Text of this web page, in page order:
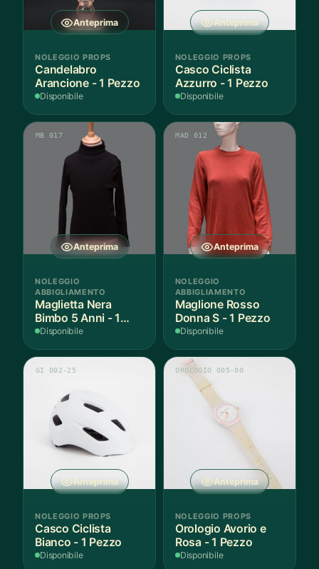
Anteprima
NOLEGGIO PROPS
Candelabro
Arancione - 1 Pezzo
Disponibile
Anteprima
NOLEGGIO PROPS
Casco Ciclista
Azzurro - 1 Pezzo
Disponibile
Anteprima
MB 017
NOLEGGIO
ABBIGLIAMENTO
Maglietta Nera
Bimbo 5 Anni - 1
Pezzo
Disponibile
Anteprima
MAD 012
NOLEGGIO
ABBIGLIAMENTO
Maglione Rosso
Donna S - 1 Pezzo
Disponibile
Anteprima
GI 002-25
NOLEGGIO PROPS
Casco Ciclista
Bianco - 1 Pezzo
Disponibile
Anteprima
OROLOGIO 005-00
NOLEGGIO PROPS
Orologio Avorio e
Rosa - 1 Pezzo
Disponibile